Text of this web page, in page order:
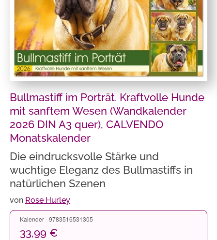
Bullmastiff im Porträt. Kraftvolle Hunde
mit sanftem Wesen (Wandkalender
2026 DIN A3 quer), CALVENDO
Monatskalender
Die eindrucksvolle Stärke und
wuchtige Eleganz des Bullmastiffs in
natürlichen Szenen
von Rose Hurley
Kalender - 9783516531305
33,99 €